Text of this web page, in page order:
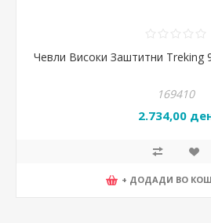
Чевли Високи Заштитни Treking
169410
2.734,00
+ ДОДАДИ ВО